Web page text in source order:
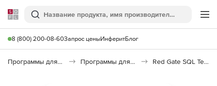
Softline
Поиск
8 (800) 200-08-60Запрос ценыИнферитБлог
Программы для программирования Программы для работы с базами данных Red Gate SQL Test